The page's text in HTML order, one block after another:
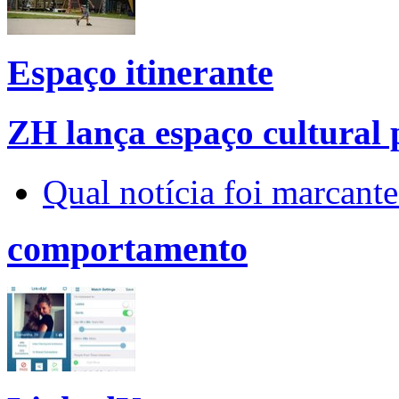
Espaço itinerante
ZH lança espaço cultural
Qual notícia foi
comportamento